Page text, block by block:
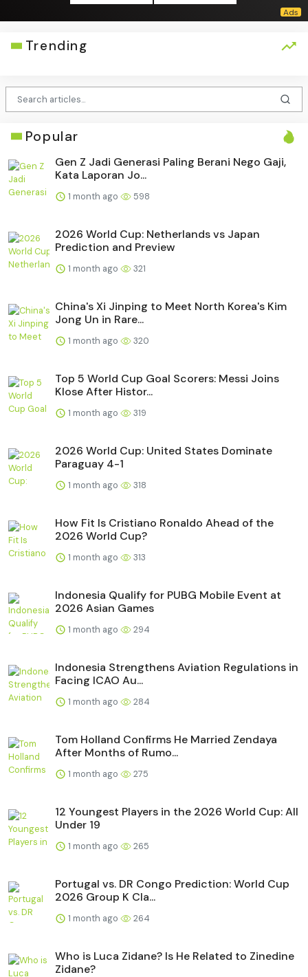
Trending
Popular
Gen Z Jadi Generasi Paling Berani Nego Gaji,
Kata Laporan Jo...
1 month ago 598
2026 World Cup: Netherlands vs Japan
Prediction and Preview
1 month ago 321
China's Xi Jinping to Meet North Korea's Kim
Jong Un in Rare...
1 month ago 320
Top 5 World Cup Goal Scorers: Messi Joins
Klose After Histor...
1 month ago 319
2026 World Cup: United States Dominate
Paraguay 4-1
1 month ago 318
How Fit Is Cristiano Ronaldo Ahead of the
2026 World Cup?
1 month ago 313
Indonesia Qualify for PUBG Mobile Event at
2026 Asian Games
1 month ago 294
Indonesia Strengthens Aviation Regulations in
Facing ICAO Au...
1 month ago 284
Tom Holland Confirms He Married Zendaya
After Months of Rumo...
1 month ago 275
12 Youngest Players in the 2026 World Cup: All
Under 19
1 month ago 265
Portugal vs. DR Congo Prediction: World Cup
2026 Group K Cla...
1 month ago 264
Who is Luca Zidane? Is He Related to Zinedine
Zidane?